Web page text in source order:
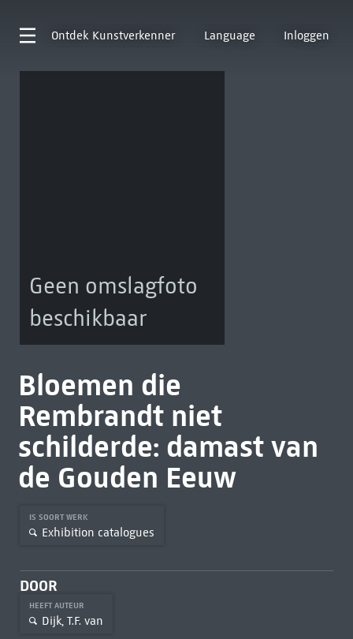
Ontdek Kunstverkenner Language Inloggen
Geen omslagfoto
beschikbaar
Bloemen die
Rembrandt niet
schilderde: damast van
de Gouden Eeuw
IS SOORT WERK
Exhibition catalogues
DOOR
HEEFT AUTEUR
Dijk, T.F. van